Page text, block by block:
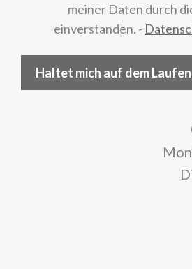
meiner Daten durch
einverstanden. -
Haltet mich auf dem